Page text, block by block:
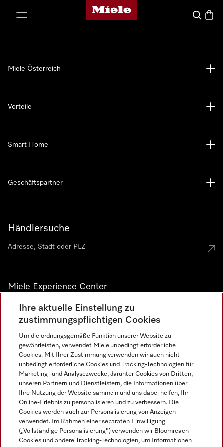
Miele-Homepage
Suche
Händlersuche
Miele Experience Center
Alle Miele Experience Center anzeigen
Newsletter
Miele Österreich
Vorteile
Smart Home
Geschäftspartner
Miele auf Instagram
Miele auf Facebook
Miele auf Youtube
Ihre aktuelle Einstellung zu
zustimmungspflichtigen Cookies
Um die ordnungsgemäße Funktion unserer Website zu
gewährleisten, verwendet Miele unbedingt erforderliche
Cookies. Mit Ihrer Zustimmung verwenden wir auch nicht
unbedingt erforderliche Cookies und Tracking-Technologien für
Marketing- und Analysezwecke, darunter Cookies von Dritten,
unseren Partnern und Dienstleistern, die Informationen über
Ihre Nutzung der Website sammeln und uns dabei helfen, Ihr
Online-Erlebnis zu personalisieren und zu verbessern. Die
Cookies werden auch zur Personalisierung von Anzeigen
verwendet. Im Rahmen einer separaten Einwilligung
(„Vollständige Personalisierung“) verwenden wir Bloomreach-
Cookies und andere Tracking-Technologien, um Informationen